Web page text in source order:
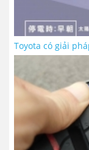
Toyota có giải